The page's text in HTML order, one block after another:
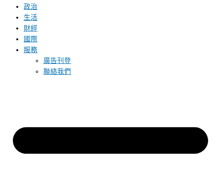
政治
生活
財經
國際
服務
廣告刊登
聯絡我們